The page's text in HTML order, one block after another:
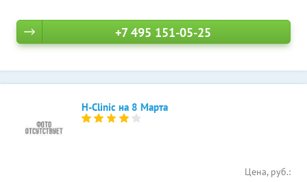
+7 495 151-05-25
H-Clinic на 8 Марта
Цена, руб.: